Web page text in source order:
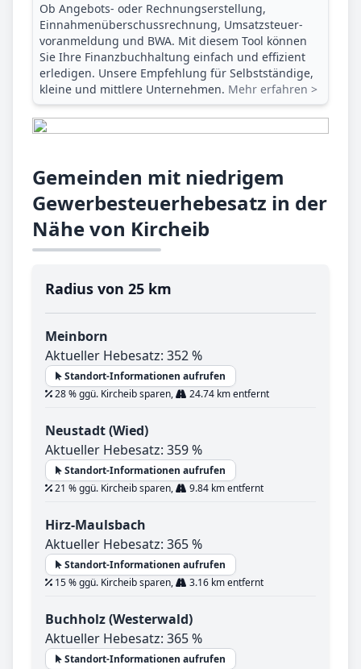
Ob Angebots- oder Rechnungserstellung,
Einnahmenüberschuss­rechnung, Umsatzsteuer­
voranmeldung und BWA. Mit diesem Tool können
Sie Ihre Finanz­buchhaltung einfach und effizient
erledigen. Unsere Empfehlung für Selbstständige,
kleine und mittlere Unternehmen. Mehr erfahren >
Gemeinden mit niedrigem
Gewerbesteuerhebesatz in der
Nähe von Kircheib
Radius von 25 km
Meinborn
Aktueller Hebesatz: 352 %
Standort-Informationen aufrufen
28 % ggü. Kircheib sparen,
24.74 km entfernt
Neustadt (Wied)
Aktueller Hebesatz: 359 %
Standort-Informationen aufrufen
21 % ggü. Kircheib sparen,
9.84 km entfernt
Hirz-Maulsbach
Aktueller Hebesatz: 365 %
Standort-Informationen aufrufen
15 % ggü. Kircheib sparen,
3.16 km entfernt
Buchholz (Westerwald)
Aktueller Hebesatz: 365 %
Standort-Informationen aufrufen